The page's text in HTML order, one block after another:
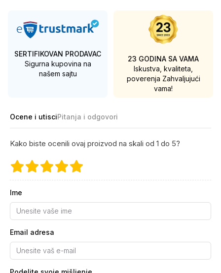
SERTIFIKOVAN PRODAVAC
Sigurna kupovina na
našem sajtu
23 GODINA SA VAMA
Iskustva, kvaliteta,
poverenja Zahvaljujući
vama!
Ocene i utisciPitanja i odgovori
Kako biste ocenili ovaj proizvod na skali od 1 do 5?
Ime
Email adresa